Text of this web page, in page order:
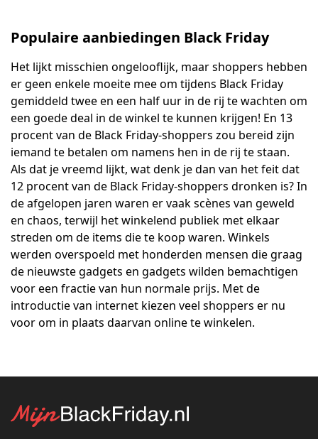
Populaire aanbiedingen Black Friday
Het lijkt misschien ongelooflijk, maar shoppers hebben
er geen enkele moeite mee om tijdens Black Friday
gemiddeld twee en een half uur in de rij te wachten om
een ​​goede deal in de winkel te kunnen krijgen! En 13
procent van de Black Friday-shoppers zou bereid zijn
iemand te betalen om namens hen in de rij te staan.
Als dat je vreemd lijkt, wat denk je dan van het feit dat
12 procent van de Black Friday-shoppers dronken is? In
de afgelopen jaren waren er vaak scènes van geweld
en chaos, terwijl het winkelend publiek met elkaar
streden om de items die te koop waren. Winkels
werden overspoeld met honderden mensen die graag
de nieuwste gadgets en gadgets wilden bemachtigen
voor een fractie van hun normale prijs. Met de
introductie van internet kiezen veel shoppers er nu
voor om in plaats daarvan online te winkelen.